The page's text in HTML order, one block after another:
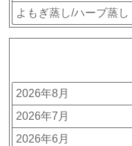
よもぎ蒸し/ハーブ蒸し
2026年8月
2026年7月
2026年6月